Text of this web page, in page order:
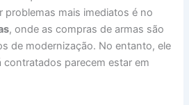
problemas mais imediatos é no
, onde as compras de armas são
de modernização. No entanto, ele
contratados parecem estar em